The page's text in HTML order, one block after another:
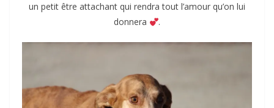
un petit être attachant qui rendra tout l’amour qu’on lui
donnera
.